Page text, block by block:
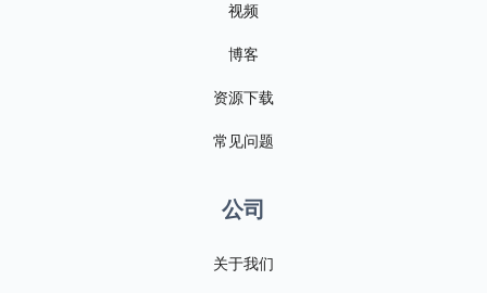
视频
博客
资源下载
常见问题
公司
关于我们